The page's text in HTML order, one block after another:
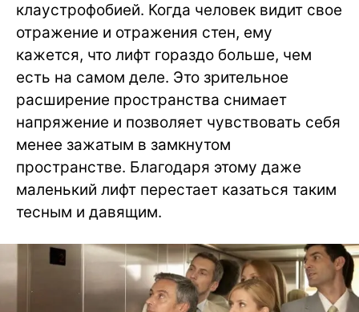
клаустрофобией. Когда человек видит свое
отражение и отражения стен, ему
кажется, что лифт гораздо больше, чем
есть на самом деле. Это зрительное
расширение пространства снимает
напряжение и позволяет чувствовать себя
менее зажатым в замкнутом
пространстве. Благодаря этому даже
маленький лифт перестает казаться таким
тесным и давящим.